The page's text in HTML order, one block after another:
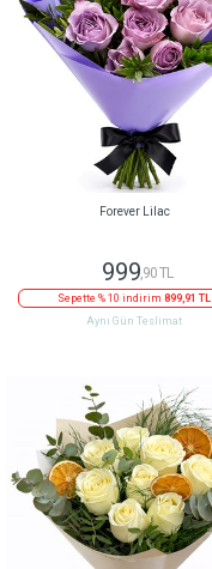
Forever Lilac
999,90 TL
Sepette % 10 indirim 899,91 TL
Aynı Gün Teslimat